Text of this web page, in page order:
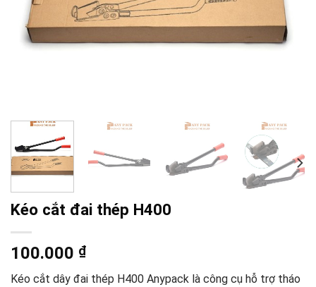
Kéo cắt đai thép H400
100.000 ₫
Kéo cắt dây đai thép H400 Anypack là công cụ hỗ trợ tháo